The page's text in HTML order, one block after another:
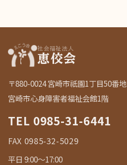
社会福祉法人
恵佼会
〒880-0024 宮崎市祇園1丁目50番地
宮崎市心身障害者福祉会館1階
TEL 0985-31-6441
FAX 0985-32-5029
平日 9:00〜17:00